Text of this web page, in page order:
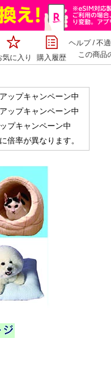
気に入り 購入履歴
ヘルプ/不
この商品
ップキャンペーン中
ップキャンペーン中
プキャンペーン中
倍率が異なります。